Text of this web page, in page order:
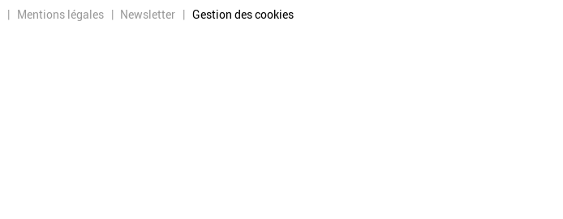
Mentions légales Newsletter Gestion des cookies